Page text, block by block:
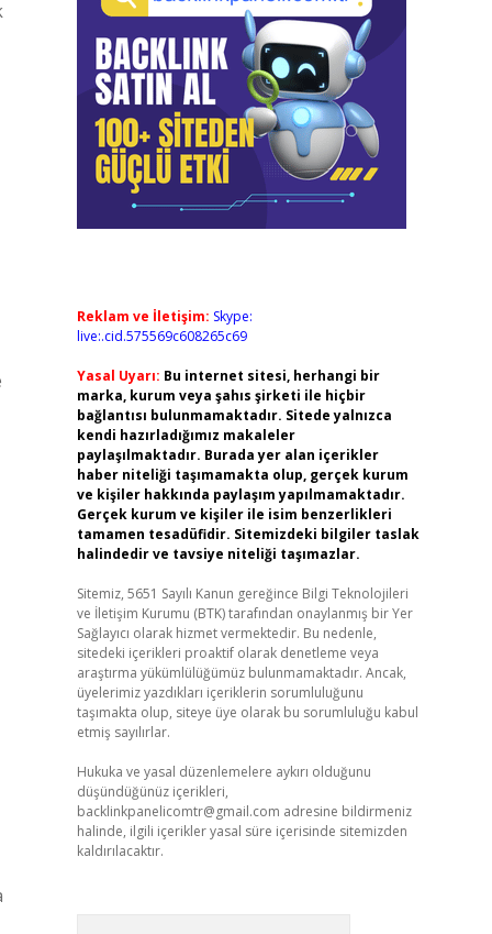
Reklam ve İletişim: Skype:
live:.cid.575569c608265c69
Yasal Uyarı: Bu internet sitesi, herhangi bir
marka, kurum veya şahıs şirketi ile hiçbir
bağlantısı bulunmamaktadır. Sitede yalnızca
kendi hazırladığımız makaleler
paylaşılmaktadır. Burada yer alan içerikler
haber niteliği taşımamakta olup, gerçek kurum
ve kişiler hakkında paylaşım yapılmamaktadır.
Gerçek kurum ve kişiler ile isim benzerlikleri
tamamen tesadüfidir. Sitemizdeki bilgiler taslak
halindedir ve tavsiye niteliği taşımazlar.
Sitemiz, 5651 Sayılı Kanun gereğince Bilgi Teknolojileri
ve İletişim Kurumu (BTK) tarafından onaylanmış bir Yer
Sağlayıcı olarak hizmet vermektedir. Bu nedenle,
sitedeki içerikleri proaktif olarak denetleme veya
araştırma yükümlülüğümüz bulunmamaktadır. Ancak,
üyelerimiz yazdıkları içeriklerin sorumluluğunu
taşımakta olup, siteye üye olarak bu sorumluluğu kabul
etmiş sayılırlar.
Hukuka ve yasal düzenlemelere aykırı olduğunu
düşündüğünüz içerikleri,
backlinkpanelicomtr@gmail.com adresine bildirmeniz
halinde, ilgili içerikler yasal süre içerisinde sitemizden
kaldırılacaktır.